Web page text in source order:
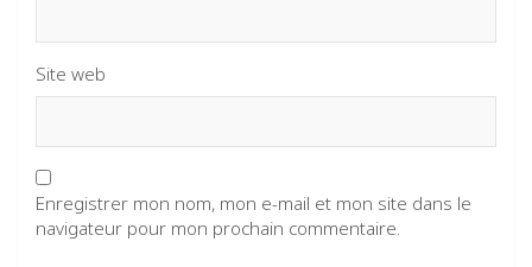
Site web
Enregistrer mon nom, mon e-mail et mon site dans le
navigateur pour mon prochain commentaire.